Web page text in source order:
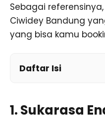
Sebagai
Ciwidey Bandung
yang bisa kamu
Daftar Isi
1. Sukarasa